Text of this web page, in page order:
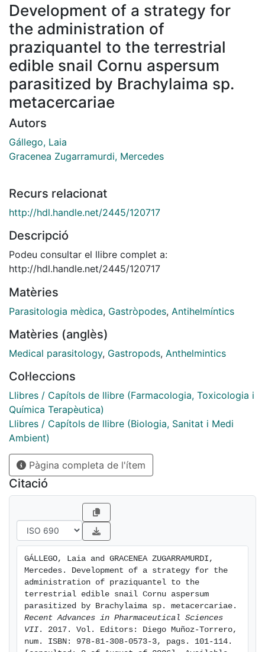
Development of a strategy for
the administration of
praziquantel to the terrestrial
edible snail Cornu aspersum
parasitized by Brachylaima sp.
metacercariae
Autors
Gállego, Laia
Gracenea Zugarramurdi, Mercedes
Recurs relacionat
http://hdl.handle.net/2445/120717
Descripció
Podeu consultar el llibre complet a:
http://hdl.handle.net/2445/120717
Matèries
Parasitologia mèdica, Gastròpodes, Antihelmíntics
Matèries (anglès)
Medical parasitology, Gastropods, Anthelmintics
Col·leccions
Llibres / Capítols de llibre (Farmacologia, Toxicologia i
Química Terapèutica)
Llibres / Capítols de llibre (Biologia, Sanitat i Medi
Ambient)
Pàgina completa de l'ítem
Citació
GÁLLEGO, Laia and GRACENEA ZUGARRAMURDI,
Mercedes. Development of a strategy for the
administration of praziquantel to the
terrestrial edible snail Cornu aspersum
Recent Advances in Pharmaceutical Sciences
VII . 2017. Vol. Editors: Diego Muñoz-Torrero,
num. ISBN: 978-81-308-0573-3, pags. 101-114.